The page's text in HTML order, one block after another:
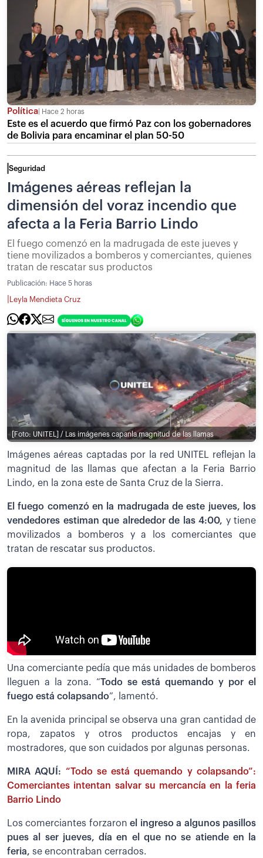
Política Hace 2 horas
Este es el acuerdo que firmó Paz con los gobernadores
de Bolivia para encaminar el plan 50-50
Seguridad
Imágenes aéreas reflejan la
dimensión del voraz incendio que
afecta a la Feria Barrio Lindo
El fuego comenzó en la madrugada de este jueves y
tiene movilizados a bomberos y comerciantes, quienes
tratan de rescatar sus productos
Publicación: Hace 5 horas
Leyla Mendieta Cruz
[Foto: UNITEL] / Las imágenes capanla magnitud de las llamas
Imágenes aéreas captadas por la red UNITEL reflejan la
magnitud de las llamas que afectan a la Feria Barrio
Lindo, en la zona este de Santa Cruz de la Sierra.
El fuego comenzó en la madrugada de este jueves, los
vendedores estiman que alrededor de las 4:00, y tiene
movilizados a bomberos y a los comerciantes que
tratan de rescatar sus productos.
Una comerciante pedía que más unidades de bomberos
lleguen a la zona. “Todo se está quemando y por el
fuego está colapsando”, lamentó.
En la avenida principal se observa una gran cantidad de
ropa, zapatos y otros productos encajas y en
mostradores, que son cuidados por algunas personas.
MIRA AQUÍ: “Todo se está quemando y colapsando”:
Comerciantes intentan salvar su mercancía en la feria
Barrio Lindo
Los comerciantes forzaronel ingreso a algunos pasillos
pues al ser jueves, día en el que no se atiende en la
feria, se encontraban cerrados.